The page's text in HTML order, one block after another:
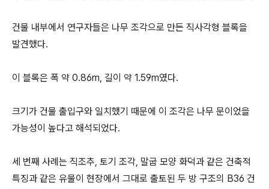
건물 내부에서 연구자들은 나무 조각으로 만든 직사각형 블록을
발견했다.
이 블록은 폭 약 0.86m, 길이 약 1.59m였다.
크기가 건물 출입구와 일치했기 때문에 이 조각은 나무 문이었을
가능성이 높다고 해석되었다.
세 번째 사례는 직조추, 토기 조각, 말굽 모양 화덕과 같은 건축적
특징과 같은 유물이 현장에서 그대로 출토된 두 방 구조의 B36 건